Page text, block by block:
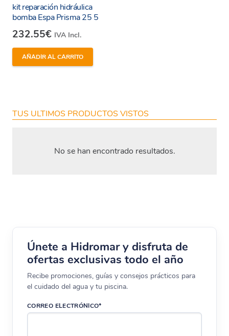
Enviar
kit reparación hidráulica
bomba Espa Prisma 25 5
232.55€ IVA Incl.
AÑADIR AL CARRITO
TUS ULTIMOS PRODUCTOS VISTOS
No se han encontrado resultados.
Únete a Hidromar y disfruta de
ofertas exclusivas todo el año
Recibe promociones, guías y consejos prácticos para
el cuidado del agua y tu piscina.
CORREO ELECTRÓNICO*